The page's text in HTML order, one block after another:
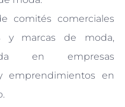
comités comerciales
y marcas de moda,
en empresas
emprendimientos en